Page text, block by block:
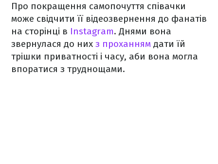
Про покращення самопочуття співачки
може свідчити її відеозвернення до фанатів
на сторінці в Instagram. Днями вона
звернулася до них з проханням дати їй
трішки приватності і часу, аби вона могла
впоратися з труднощами.